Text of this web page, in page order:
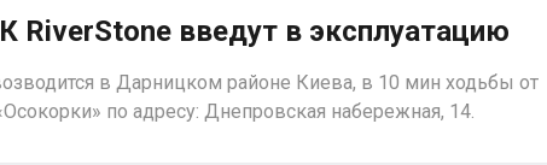
RiverStone введут в эксплуатацию
в Дарницком районе Киева, в 10 мин ходьбы от
по адресу: Днепровская набережная, 14.